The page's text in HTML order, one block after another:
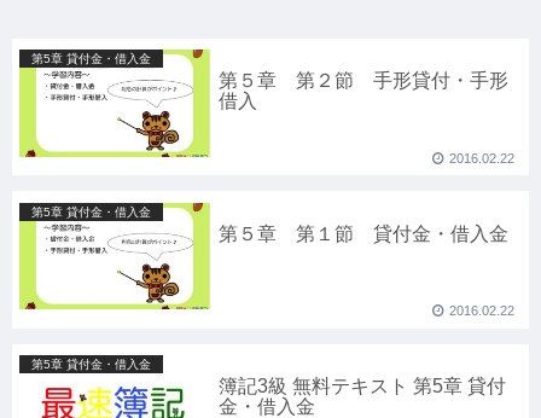
第5章 貸付金・借入金
第５章 第２節 手形貸付・手形
借入
2016.02.22
第5章 貸付金・借入金
第５章 第１節 貸付金・借入金
2016.02.22
第5章 貸付金・借入金
簿記3級 無料テキスト 第5章 貸付
金・借入金